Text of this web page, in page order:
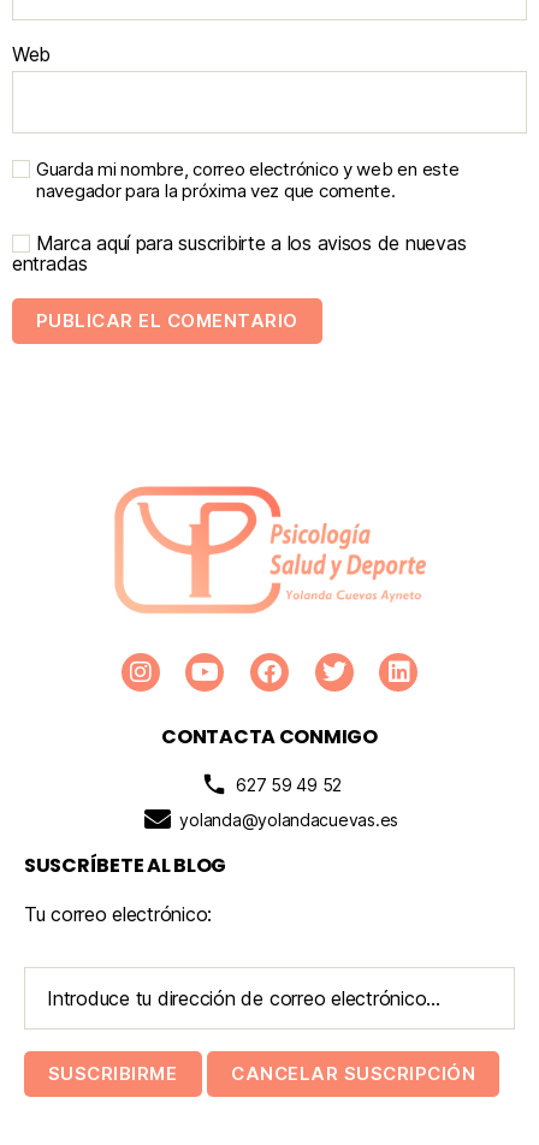
Web
Guarda mi nombre, correo electrónico y web en este
navegador para la próxima vez que comente.
Marca aquí para suscribirte a los avisos de nuevas
entradas
CONTACTA CONMIGO
627 59 49 52
yolanda@yolandacuevas.es
SUSCRÍBETE AL BLOG
Tu correo electrónico: